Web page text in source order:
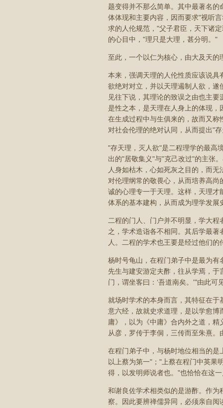
题变得并不那么简单。其中最著名
体体现和主要内容，因而要求"视听
求的人伦规范，"父子君臣，天下诸
的心目中，"理只是大理，甚分明。"
至此，一个以仁为核心，由大及天
本来，强调天理的人伦性质应该说
欲绝对对立，并以天理遏制人欲，
见往下说，其理论的致误之由也主
是性之本，是天理在人身上的体现
在生成过程中与生俱来的，故而又
对社会伦理的绝对认同，从而提出"
"存天理，灭人欲"是二程理学的最高
出的"居敬集义"与"克己改过"的主张
人身如枯木，心如死灰之目的，而
对伦理纲常的敬畏心，从而培养高
诚的心理专一于天理。这样，天理
体系的基本建构，从而成为理学发
二程的门人、门户并不明显，学大
之，学术造诣各不相同。其后学最
人。二程的学术也王要是经过他们
杨时号龟山，在程门弟子中是最为
先生与建安游定夫酢，往从学焉，
门，谓坐客曰：‘吾道南矣。'"由此
就场时学术的本身而言，其特征在
意六经，故就史求道理，是以学愈
庸》，以为《中庸》合内外之道，
从彦，罗传于李侗，三传而至朱熹
在程门弟子中，与杨时地位相当的是
以上蔡为第一"；"上蔡在程门中英果
得，以发明师说者也。"也恰恰在这
和谢良佐学术相类似的是游酢。作
察。因此要辨禅儒异同，必须亲自